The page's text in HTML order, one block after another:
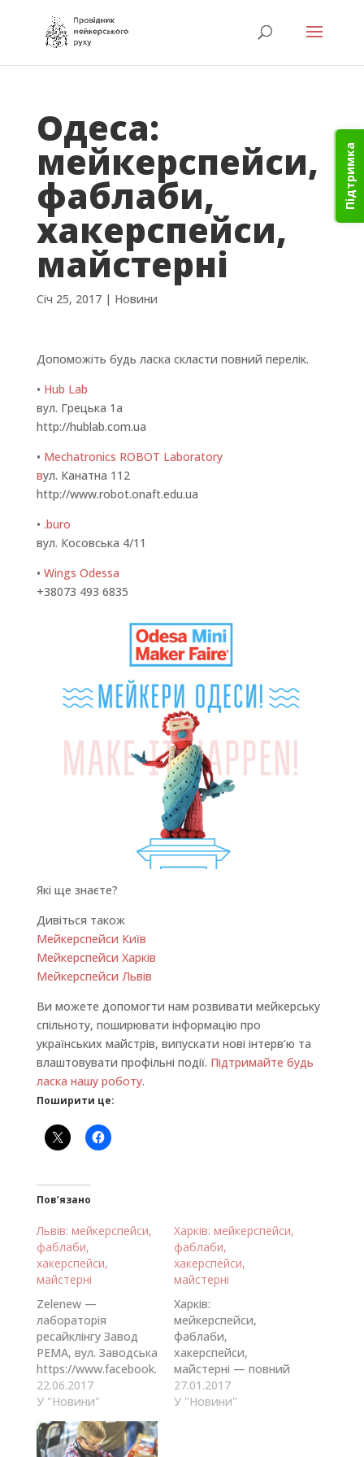
Підтримка
Одеса:
мейкерспейси,
фаблаби,
хакерспейси,
майстерні
Січ 25, 2017| Новини
Допоможіть будь ласка скласти повний перелік.
• Hub Lab
вул. Грецька 1а
http://hublab.com.ua
• Mechatronics ROBOT Laboratory
вул. Канатна 112
http://www.robot.onaft.edu.ua
• .buro
вул. Косовська 4/11
• Wings Odessa
+38073 493 6835
Які ще знаєте?
Дивіться також
Мейкерспейси Київ
Мейкерспейси Харків
Мейкерспейси Львів
Ви можете допомогти нам розвивати мейкерську
спільноту, поширювати інформацію про
українських майстрів, випускати нові інтерв’ю та
влаштовувати профільні події. Підтримайте будь
ласка нашу роботу.
Поширити це:
Пов’язано
Львів: мейкерспейси,
фаблаби,
хакерспейси,
майстерні
Zelenew —
лабораторія
ресайклінгу Завод
РЕМА, вул. Заводська
https://www.facebook.
com/Zelenew/ Hochu
Rayu дизайн бюро
вул. Заводська
https://www.facebook.
com/Hochurayu.desig
22.06.2017
У "Новини"
Харків: мейкерспейси,
фаблаби,
хакерспейси,
майстерні
Харків:
мейкерспейси,
фаблаби,
хакерспейси,
майстерні — повний
перелік Гараж Хаб
+38063 693 3950
27.01.2017
У "Новини"